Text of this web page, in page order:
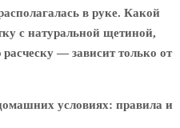
в руке. Какой
с натуральной щетиной,
— зависит только от